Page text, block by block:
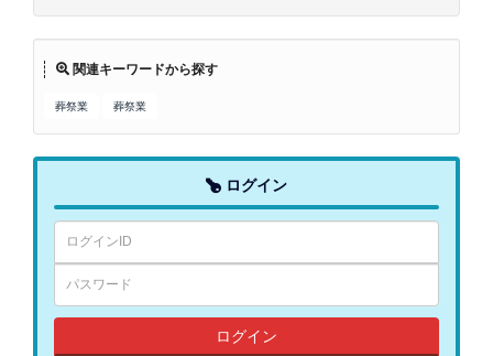
関連キーワードから探す
葬祭業 葬祭業
ログイン
ログイン